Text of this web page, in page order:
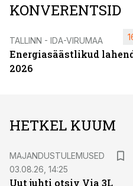
KONVERENTSID
TALLINN - IDA-VIRUMAA
Energiasäästlikud
2026
HETKEL KUUM
MAJANDUSTULEMUSED
03.08.26, 14:25
Uut juhti otsiv Via 3L